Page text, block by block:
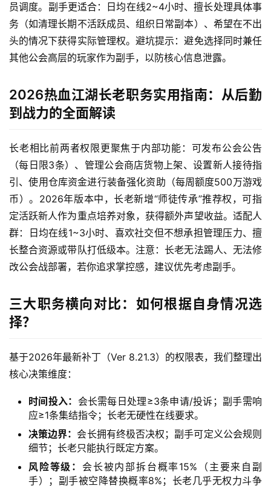
员调度。副手更适合：日均在线2~4小时、擅长处理具体事
务（如清理长期不活跃成员、组织日常副本）、希望在不出
头的情况下获得实际管理权。避坑提示：避免选择同时兼任
其他公会高层的玩家作为副手，以防核心信息泄露。
2026热血江湖长老职务实用指南：从后勤
到战力的全面解读
长老相比前两者权限更聚焦于内部功能：可发布公会公告
（每日限3条）、管理公会商店货物上架、设置新人接待指
引、使用仓库资金进行装备强化资助（每周额度500万游戏
币）。2026年版本中，长老新增“师徒传承”推荐权，可指
定活跃新人作为重点培养对象，获得额外声望收益。适配人
群：日均在线1~3小时、喜欢社交但不想承担管理压力、擅
长整合资源或带队打低级本。注意：长老无法踢人、无法修
改公会战部署，若你追求掌控感，建议优先考虑副手。
三大职务横向对比：如何根据自身情况选
择？
基于2026年最新补丁（Ver 8.21.3）的权限表，我们整理出
核心决策维度：
时间投入： 会长需每日处理≥3条申请/投诉；副手需响
应≥1条集结指令；长老无硬性在线要求。
决策边界： 会长拥有终极否决权；副手可定义公会规则
细节；长老只能执行既定方案。
风险等级： 会长被内部拆台概率15%（主要来自副
手）；副手被空降替换概率8%；长老几乎无权力斗争